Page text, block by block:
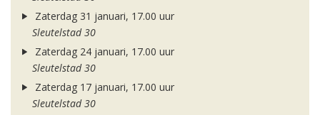
Zaterdag 31 januari, 17.00 uur
Sleutelstad 30
Zaterdag 24 januari, 17.00 uur
Sleutelstad 30
Zaterdag 17 januari, 17.00 uur
Sleutelstad 30